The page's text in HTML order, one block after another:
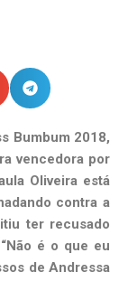
Bumbum 2018,
vencedora por
Oliveira está
contra a
ter recusado
é o que eu
de Andressa